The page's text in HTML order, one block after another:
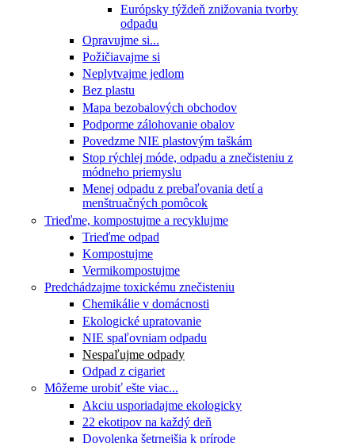
Európsky týždeň znižovania tvorby
odpadu
Opravujme si...
Požičiavajme si
Neplytvajme jedlom
Bez plastu
Mapa bezobalových obchodov
Podporme zálohovanie obalov
Povedzme NIE plastovým taškám
Stop rýchlej móde, odpadu a znečisteniu z
módneho priemyslu
Menej odpadu z prebaľovania detí a
menštruačných pomôcok
Trieďme, kompostujme a recyklujme
Trieďme odpad
Kompostujme
Vermikompostujme
Predchádzajme toxickému znečisteniu
Chemikálie v domácnosti
Ekologické upratovanie
NIE spaľovniam odpadu
Nespaľujme odpady
Odpad z cigariet
Môžeme urobiť ešte viac...
Akciu usporiadajme ekologicky
22 ekotipov na každý deň
Dovolenka šetrnejšia k prírode